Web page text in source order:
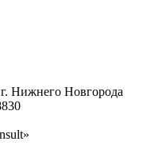
Нижнего Новгорода